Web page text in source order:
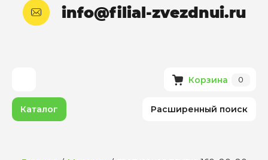
info@filial-zvezdnui.ru
Корзина 0
Каталог Расширенный поиск